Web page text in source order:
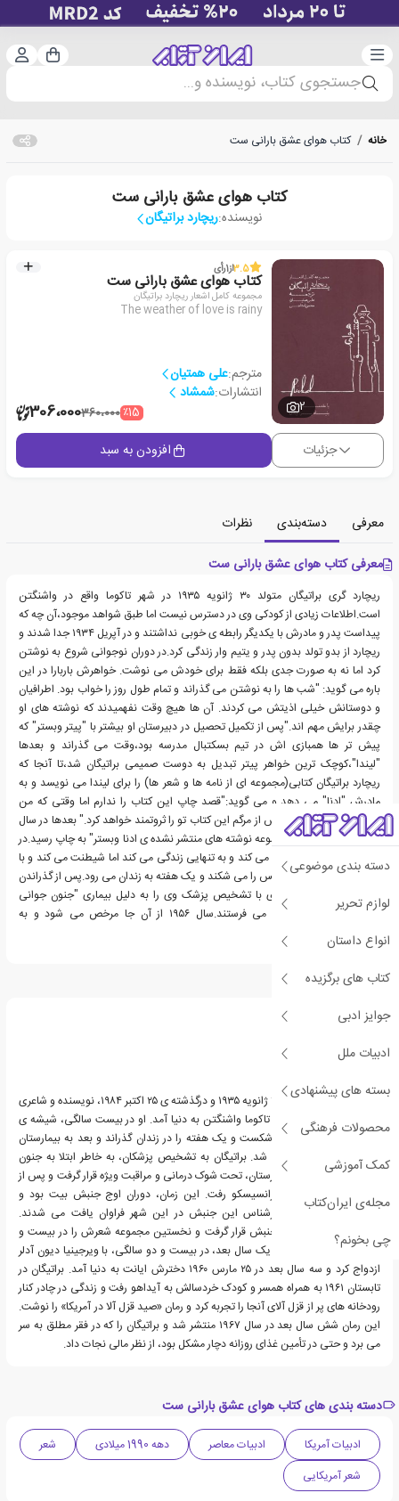
دسته‌بندی سبد
جستجوی کتاب، نویسنده و...
دسته بندی موضوعی
لوازم تحریر
انواع داستان
کتاب های برگزیده
جوایز ادبی
ادبیات ملل
بسته های پیشنهادی
محصولات فرهنگی
کمک آموزشی
مجله‌ی ایران‌کتاب
چی بخونم؟
خانه / کتاب هوای عشق بارانی ست
کتاب هوای عشق بارانی ست
نویسنده:ریچارد براتیگان
2
3.5از1رأی
کتاب هوای عشق بارانی ست
مجموعه کامل اشعار ریچارد براتیگان
The weather of love is rainy
مترجم:علی همتیان
انتشارات:شمشاد
٪15360،000306،000
جزئیات افزودن به سبد
معرفی دسته‌بندی
نظرات
معرفی کتاب هوای عشق بارانی ست
ریچارد گری براتیگان متولد ۳۰ ژانویه ۱۹۳۵ در شهر تاکوما واقع در واشنگتن
است.اطلاعات زیادی از کودکی وی در دسترس نیست اما طبق شواهد موجود،آن چه که
پیداست پدر و مادرش با یکدیگر رابطه ی خوبی نداشتند و در آپریل ۱۹۳۴ جدا شدند و
ریچارد از بدو تولد بدون پدر و یتیم وار زندگی کرد.در دوران نوجوانی شروع به نوشتن
کرد اما نه به صورت جدی بلکه فقط برای خودش می نوشت. خواهرش باربارا در این
باره می گوید: "شب ها را به نوشتن می گذراند و تمام طول روز را خواب بود. اطرافیان
و دوستانش خیلی اذیتش می کردند. آن ها هیچ وقت نفهمیدند که نوشته های او
چقدر برایش مهم اند."پس از تکمیل تحصیل در دبیرستان او بیشتر با "پیتر وبستر" که
پیش تر ها همبازی اش در تیم بسکتبال مدرسه بود،وقت می گذراند و بعدها
"لیندا"،کوچک ترین خواهر پیتر تبدیل به دوست صمیمی براتیگان شد،تا آنجا که
ریچارد براتیگان کتابی(مجموعه ای از نامه ها و شعر ها) را برای لیندا می نویسد و به
مادرش "ادنا" می دهد و می گوید:"قصد چاپ این کتاب را ندارم اما وقتی که من
مشهور و محبوب شدم،پس از مرگم این کتاب تو را ثروتمند خواهد کرد." بعدها در سال
۱۹۹۲ این کتاب با نام"مجموعه نوشته های منتشر نشده ی ادنا وبستر" به چاپ رسید.در
همین زمان او خانه را ترک می کند و به تنهایی زندگی می کند اما شیطنت می کند و با
سنگ شیشه ی پاسگاه پلیس را می شکند و یک هفته به زندان می رود.پس از گذراندن
دوران حبس یک هفته ای با تشخیص پزشک وی را به دلیل بیماری "جنون جوانی
پارانویدی" به تیمارستان می فرستند.سال ۱۹۵۶ از آن جا مرخص می شود و به
سانفرانسیسکو می رود.
درباره ریچارد براتیگان
ریچارد براتیگان، زاده ی ۳۰ ژانویه ۱۹۳۵ و درگذشته ی ۲۵ اکتبر ۱۹۸۴، نویسنده و شاعری
آمریکایی بود. براتیگان در تاکوما واشنگتن به دنیا آمد. او در بیست سالگی، شیشه ی
پاسگاه پلیس را با سنگ شکست و یک هفته را در زندان گذراند و بعد به بیمارستان
دولتی آرگون تحویل داده شد. براتیگان به تشخیص پزشکان، به خاطر ابتلا به جنون
جوانی پارانوئیدی در بیمارستان، تحت شوک درمانی و مراقبت ویژه قرار گرفت و پس از
مرخص شدن، به سان فرانسیسکو رفت. این زمان، دوران اوج جنبش بیت بود و
نویسندگان و شاعران سرشناس این جنبش در این شهر فراوان یافت می شدند.
براتیگان تحت تأثیر این جنبش قرار گرفت و نخستین مجموعه شعرش را در بیست و
یک سالگی منتشر کرد. او یک سال بعد، در بیست و دو سالگی، با ویرجینیا دیون آدلر
ازدواج کرد و سه سال بعد در ۲۵ مارس ۱۹۶۰ دخترش ایانت به دنیا آمد. براتیگان در
تابستان ۱۹۶۱ به همراه همسر و کودک خردسالش به آیداهو رفت و زندگی در چادر کنار
رودخانه های پر از قزل آلای آنجا را تجربه کرد و رمان «صید قزل آلا در آمریکا» را نوشت.
این رمان شش سال بعد در سال ۱۹۶۷ منتشر شد و براتیگان را که در فقر مطلق به سر
می برد و حتی در تأمین غذای روزانه دچار مشکل بود، از نظر مالی نجات داد.
دسته بندی های کتاب هوای عشق بارانی ست
ادبیات آمریکا ادبیات معاصر دهه 1990 میلادی
شعر
شعر آمریکایی